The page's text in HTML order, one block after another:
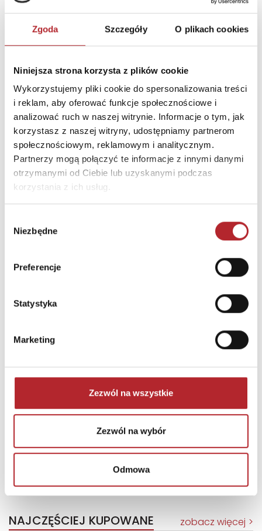
Zgoda Szczegóły O plikach cookies
Niniejsza strona korzysta z plików cookie
Wykorzystujemy pliki cookie do spersonalizowania treści
i reklam, aby oferować funkcje społecznościowe i
analizować ruch w naszej witrynie. Informacje o tym, jak
korzystasz z naszej witryny, udostępniamy partnerom
społecznościowym, reklamowym i analitycznym.
Partnerzy mogą połączyć te informacje z innymi danymi
otrzymanymi od Ciebie lub uzyskanymi podczas
korzystania z ich usług.
zgody
Niezbędne
Preferencje
Statystyka
Marketing
Zezwól na wszystkie
Zezwól na wybór
Odmowa
Zwrot towaru
Brak prawa zwrotu
DANE OSOBY ODPOWIEDZIALNEJ
Nazwa
EDGARD PUBLISHING SP.
Z.O.O.
Ulica
ul. BELGIJSKA 11/6
Kod pocztowy
02-511
Miasto
Warszawa
INNI KLIENCI KUPOWALI
Gra Mölkky w skrzynce
Sug. cena det. 236,44zł(brutto)
Zaloguj się, aby kupić
NAJCZĘŚCIEJ KUPOWANE zobacz więcej